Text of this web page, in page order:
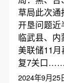
草局此次通
开垦问题近
临武县、内
美联储11
复7关口……
2024年9月25